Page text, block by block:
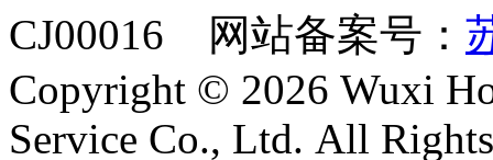
CJ00016 网站备案号：
Copyright © 2026 Wuxi
Service Co., Ltd. All